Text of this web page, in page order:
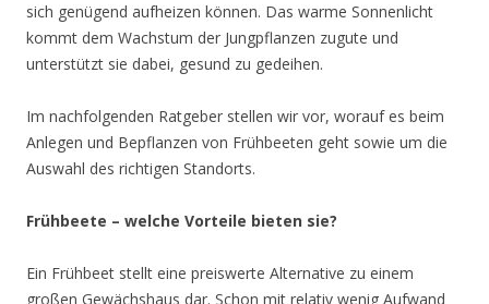
sich genügend aufheizen können. Das warme Sonnenlicht
kommt dem Wachstum der Jungpflanzen zugute und
unterstützt sie dabei, gesund zu gedeihen.
Im nachfolgenden Ratgeber stellen wir vor, worauf es beim
Anlegen und Bepflanzen von Frühbeeten geht sowie um die
Auswahl des richtigen Standorts.
Frühbeete – welche Vorteile bieten sie?
Ein Frühbeet stellt eine preiswerte Alternative zu einem
großen Gewächshaus dar. Schon mit relativ wenig Aufwand